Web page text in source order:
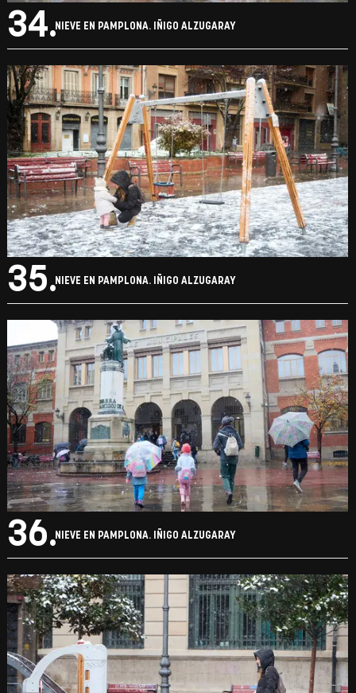
34.NIEVE EN PAMPLONA. IÑIGO ALZUGARAY
35.NIEVE EN PAMPLONA. IÑIGO ALZUGARAY
36.NIEVE EN PAMPLONA. IÑIGO ALZUGARAY